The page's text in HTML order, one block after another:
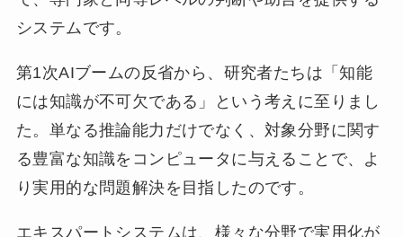
システムです。
第1次AIブームの反省から、研究者たちは「知能
には知識が不可欠である」という考えに至りまし
た。単なる推論能力だけでなく、対象分野に関す
る豊富な知識をコンピュータに与えることで、よ
り実用的な問題解決を目指したのです。
エキスパートシステムは、様々な分野で実用化が